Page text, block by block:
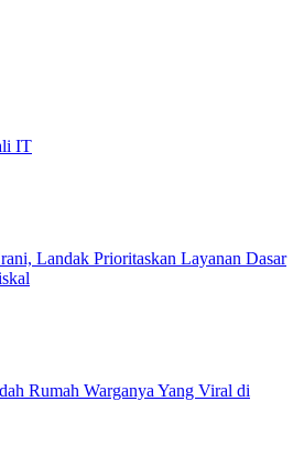
IT
Landak Prioritaskan Layanan Dasar
Rumah Warganya Yang Viral di